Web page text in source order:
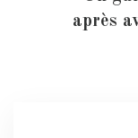
après